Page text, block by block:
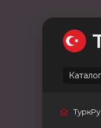
Каталог
ТуркРу
Ожидаемые